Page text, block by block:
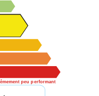
peu performant